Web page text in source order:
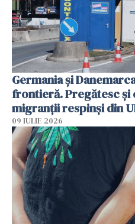
Germania și
frontieră. Pregătesc
migranții respinși din
09 IULIE 2026